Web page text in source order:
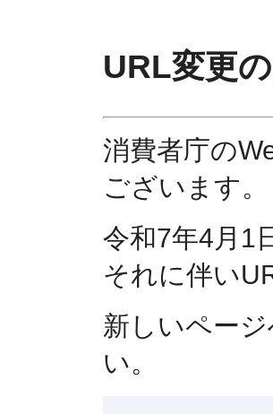
URL変更
消費者庁の
ございます。
令和7年4月1
それに伴い
新しいペー
い。